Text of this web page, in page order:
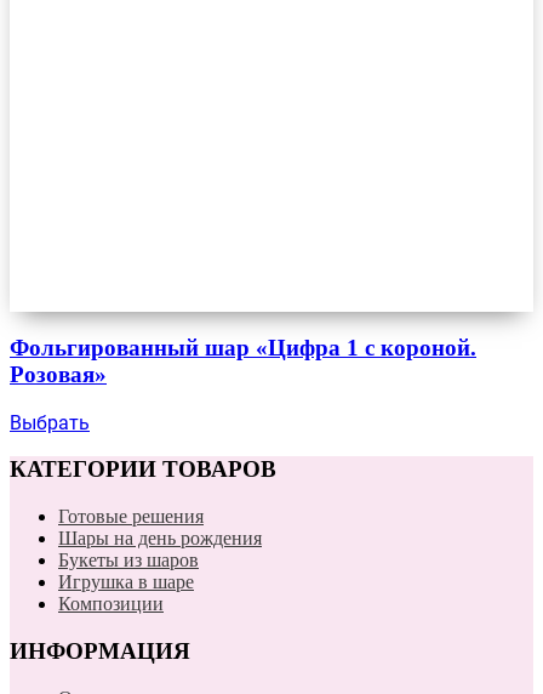
Фольгированный шар «Цифра 1 с короной.
Розовая»
Выбрать
КАТЕГОРИИ ТОВАРОВ
Готовые решения
Шары на день рождения
Букеты из шаров
Игрушка в шаре
Композиции
ИНФОРМАЦИЯ